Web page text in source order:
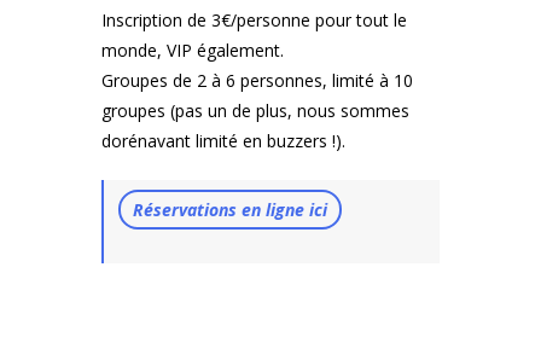
Inscription de 3€/personne pour tout le
monde, VIP également.
Groupes de 2 à 6 personnes, limité à 10
groupes (pas un de plus, nous sommes
dorénavant limité en buzzers !).
Réservations en ligne ici